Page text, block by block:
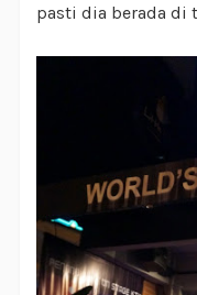
pasti dia berada di